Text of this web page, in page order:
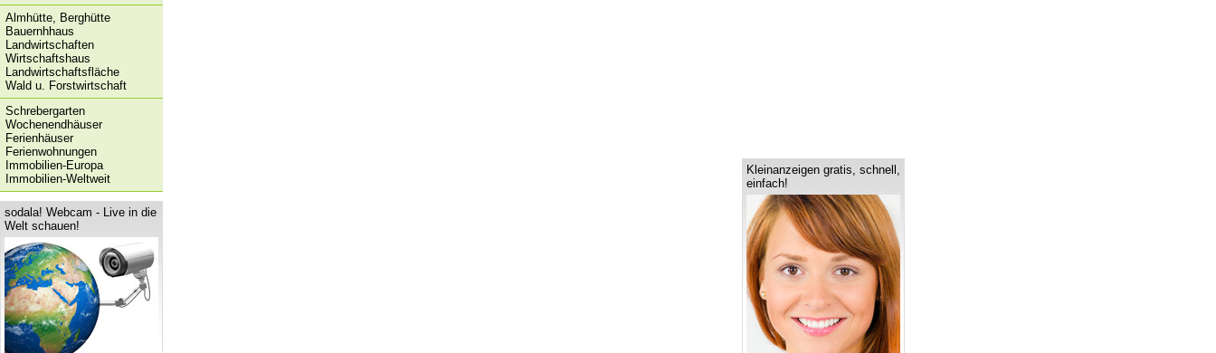
Almhütte, Berghütte
Bauernhhaus
Landwirtschaften
Wirtschaftshaus
Landwirtschaftsfläche
Wald u. Forstwirtschaft
Schrebergarten
Wochenendhäuser
Ferienhäuser
Ferienwohnungen
Immobilien-Europa
Immobilien-Weltweit
sodala! Webcam - Live in die
Welt schauen!
Kleinanzeigen gratis, schnell,
einfach!